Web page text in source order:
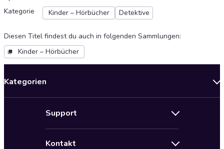
Kategorie
Kinder – Hörbücher Detektive
Diesen Titel findest du auch in folgenden Sammlungen:
Kinder – Hörbücher
Kategorien
Support
Kontakt